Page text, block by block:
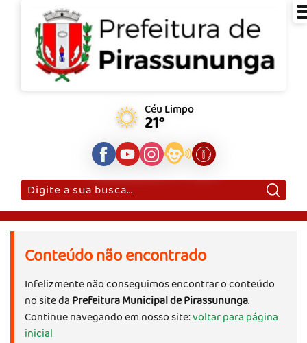
Céu Limpo
21°
Pesquisar:
Conteúdo não encontrado
Infelizmente não conseguimos encontrar o conteúdo
no site da Prefeitura Municipal de Pirassununga.
Continue navegando em nosso site:voltar para página
inicial